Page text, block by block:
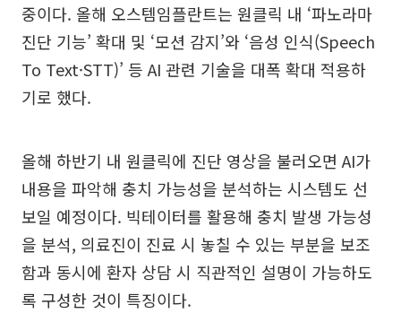
중이다. 올해 오스템임플란트는 원클릭 내 ‘파노라마
진단 기능’ 확대 및 ‘모션 감지’와 ‘음성 인식(Speech
To Text·STT)’ 등 AI 관련 기술을 대폭 확대 적용하
기로 했다.
올해 하반기 내 원클릭에 진단 영상을 불러오면 AI가
내용을 파악해 충치 가능성을 분석하는 시스템도 선
보일 예정이다. 빅테이터를 활용해 충치 발생 가능성
을 분석, 의료진이 진료 시 놓칠 수 있는 부분을 보조
함과 동시에 환자 상담 시 직관적인 설명이 가능하도
록 구성한 것이 특징이다.